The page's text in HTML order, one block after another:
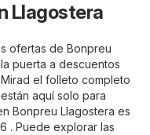
Llagostera
ofertas de Bonpreu
puerta a descuentos
el folleto completo
aquí solo para
Bonpreu Llagostera es
. Puede explorar las